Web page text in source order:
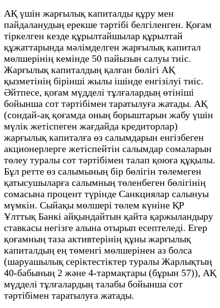
АҚ үшін жарғылық капиталды құру мен
пайдаланудың ерекше тәртібі белгіленген. Қоғам
тіркелген кезде құрылтайшылар құрылтай
құжаттарында мәлімделген жарғылық капитал
мөлшерінің кемінде 50 пайызын салуы тиіс.
Жарғылық капиталдың қалған бөлігі АҚ
қызметінің бірінші жылы ішінде енгізілуі тиіс.
Әйтпесе, қоғам мүдделі тұлғалардың өтініші
бойынша сот тәртібімен таратылуға жатады. АҚ
(сондай-ақ қоғамда оның борыштарын жабу үшін
мүлік жетіспеген жағдайда кредиторлар)
жарғылық капиталға өз салымдарын енгізбеген
акционерлерге жетіспейтін салымдар сомаларын
төлеу туралы сот тәртібімен талап қоюға құқылы.
Бұл ретте өз салымының бір бөлігін төлемеген
қатысушыларға салымның төленбеген бөлігінің
сомасына процент түрінде Санкциялар салынуы
мүмкін. Сыйақы мөлшері төлем күніне ҚР
Ұлттық Банкі айқындайтын қайта қаржыландыру
ставкасы негізге алына отырып есептеледі. Егер
қоғамның таза активтерінің құны жарғылық
капиталдың ең төменгі мөлшерінен аз болса
(шаруашылық серіктестіктер туралы Жарлықтың
40-бабының 2 және 4-тармақтары (бұрын 57)), АҚ
мүдделі тұлғалардың талабы бойынша сот
тәртібімен таратылуға жатады.